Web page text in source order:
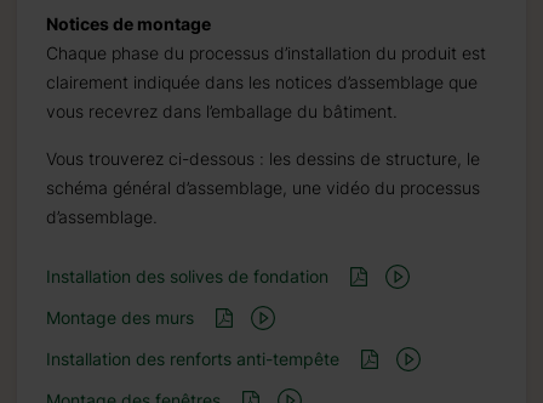
Notices de montage
Chaque phase du processus d’installation du produit est
clairement indiquée dans les notices d’assemblage que
vous recevrez dans l’emballage du bâtiment.
Vous trouverez ci-dessous : les dessins de structure, le
schéma général d’assemblage, une vidéo du processus
d’assemblage.
Installation des solives de fondation
Montage des murs
Installation des renforts anti-tempête